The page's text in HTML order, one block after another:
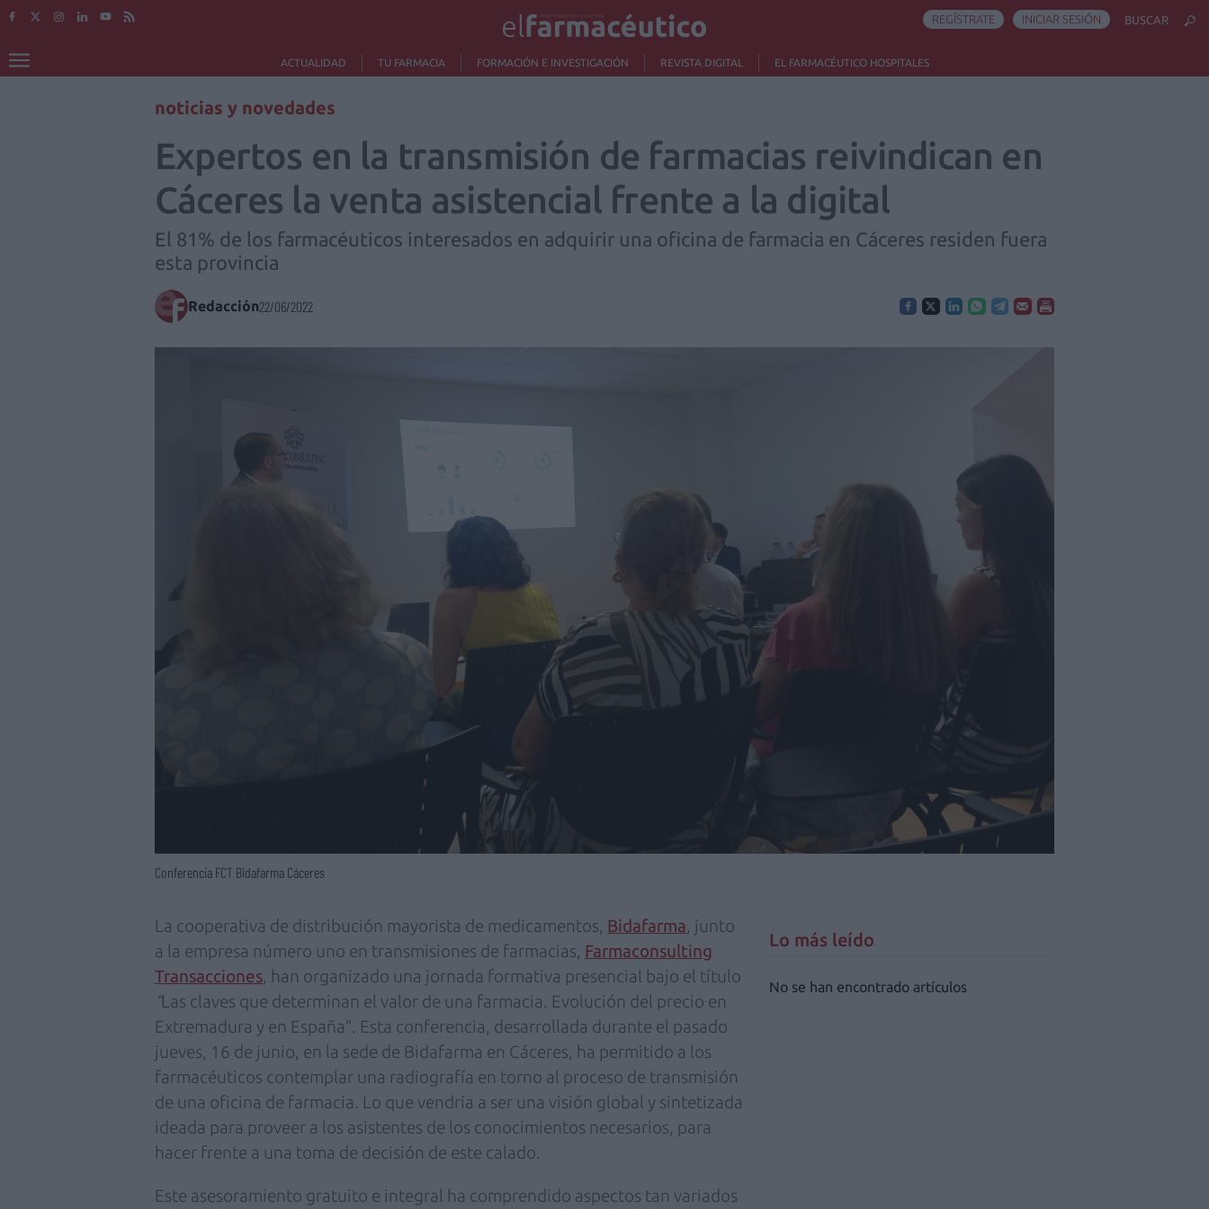
ACTUALIDAD TU FARMACIA FORMACIÓN E INVESTIGACIÓN REVISTA DIGITAL EL FARMACÉUTICO HOSPITALES
REGÍSTRATE INICIAR SESIÓN BUSCAR
noticias y novedades
Expertos en la transmisión de farmacias reivindican en
Cáceres la venta asistencial frente a la digital
El 81% de los farmacéuticos interesados en adquirir una oficina de farmacia en Cáceres residen fuera
esta provincia
Redacción22/06/2022
Conferencia FCT Bidafarma Cáceres
La cooperativa de distribución mayorista de medicamentos, Bidafarma, junto
a la empresa número uno en transmisiones de farmacias, Farmaconsulting
Transacciones, han organizado una jornada formativa presencial bajo el título
“Las claves que determinan el valor de una farmacia. Evolución del precio en
Extremadura y en España”. Esta conferencia, desarrollada durante el pasado
jueves, 16 de junio, en la sede de Bidafarma en Cáceres, ha permitido a los
farmacéuticos contemplar una radiografía en torno al proceso de transmisión
de una oficina de farmacia. Lo que vendría a ser una visión global y sintetizada
ideada para proveer a los asistentes de los conocimientos necesarios, para
hacer frente a una toma de decisión de este calado.
Este asesoramiento gratuito e integral ha comprendido aspectos tan variados
Lo más leído
No se han encontrado artículos